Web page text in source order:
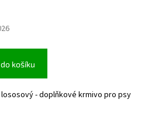
košíku
- doplňkové krmivo pro psy